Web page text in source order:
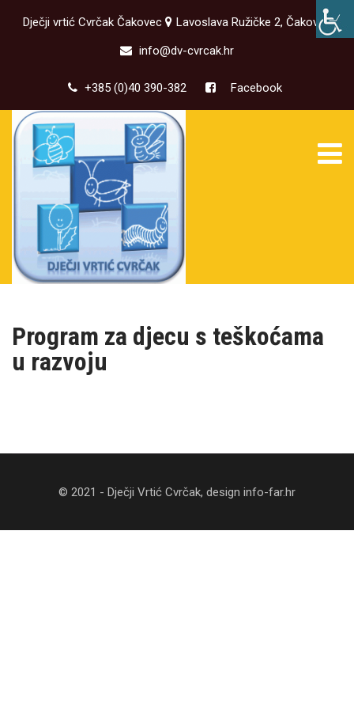
Dječji vrtić Cvrčak Čakovec
Lavoslava Ružičke 2, Čakovec
info@dv-cvrcak.hr
+385 (0)40 390-382 Facebook
Program za djecu s teškoćama
u razvoju
© 2021 - Dječji Vrtić Cvrčak, design info-far.hr